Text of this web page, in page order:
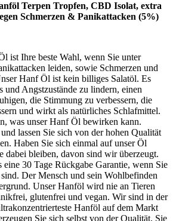
Terpen Tropfen, CBD Isolat, extra
Schmerzen & Panikattacken (5%)
ist Ihre beste Wahl, wenn Sie unter
leiden, sowie Schmerzen und
Hanf Öl ist kein billiges Salatöl. Es
und Angstzustände zu lindern, einen
die Stimmung zu verbessern, die
und wirkt als natürliches Schlafmittel.
was unser Hanf Öl bewirken kann.
lassen Sie sich von der hohen Qualität
Haben Sie sich einmal auf unser Öl
dabei bleiben, davon sind wir überzeugt.
eine 30 Tage Rückgabe Garantie, wenn Sie
Der Mensch und sein Wohlbefinden
Unser Hanföl wird nie an Tieren
glutenfrei und vegan. Wir sind in der
Hanföl auf dem Markt
Sie sich selbst von der Qualität. Sie